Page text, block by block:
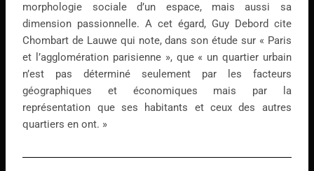
morphologie sociale d’un espace, mais aussi sa
dimension passionnelle. A cet égard, Guy Debord cite
Chombart de Lauwe qui note, dans son étude sur « Paris
et l’agglomération parisienne », que « un quartier urbain
n’est pas déterminé seulement par les facteurs
géographiques et économiques mais par la
représentation que ses habitants et ceux des autres
quartiers en ont. »